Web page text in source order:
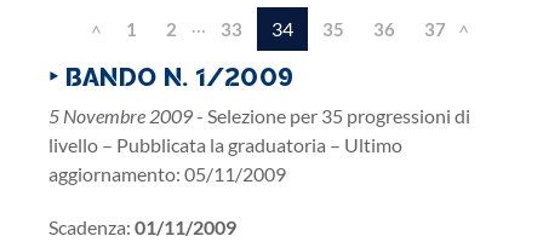
< 1 2 … 33 34 35 36 37 >
‣ BANDO N. 1/2009
5 Novembre 2009- Selezione per 35 progressioni di
livello – Pubblicata la graduatoria – Ultimo
aggiornamento: 05/11/2009
Scadenza: 01/11/2009